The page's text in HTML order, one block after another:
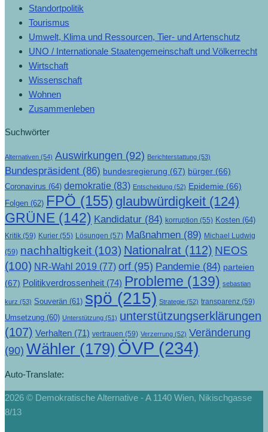
Standortpolitik
Tourismus
Umwelt, Klima und Ressourcen, Tier- und Artenschutz
UNO / Internationale Staatengemeinschaft und Völkerrecht
Wirtschaft
Wissenschaft
Wohnen
Zusammenleben
Suchwörter
Alternativen (54) Auswirkungen (92) Berichterstattung (53)
Bundespräsident (86) bundesregierung (67) bürger (66)
Coronavirus (64) demokratie (83) Entscheidung (52) Epidemie (66)
Folgen (62) FPÖ (155) glaubwürdigkeit (124)
GRÜNE (142) Kandidatur (84) korruption (55) Kosten (64)
Kritik (59) Kurier (55) Lösungen (57) Maßnahmen (89) Michael Ludwig
(59) nachhaltigkeit (103) Nationalrat (112) NEOS
(100) NR-Wahl 2019 (77) orf (95) Pandemie (84) parteien
(67) Politikverdrossenheit (74) Probleme (139) sebastian
kurz (53) Souverän (61) spö (215) Strategie (52) transparenz (59)
Umsetzung (60) Unterstützung (51) unterstützungserklärungen
(107) Verhalten (71) vertrauen (59) Verzerrung (52) Veränderung
(90) Wähler (179) ÖVP (234)
Auto-Translate:
2026 © Demokratische Alternative - A 1140 Wien, Nikischgasse
8/13